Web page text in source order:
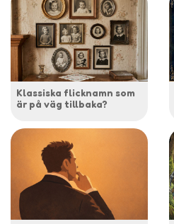
Klassiska flicknamn som
är på väg tillbaka?